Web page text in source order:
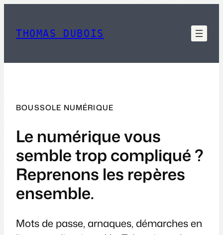
contenu
THOMAS DUBOIS
BOUSSOLE NUMÉRIQUE
Le numérique vous
semble trop compliqué ?
Reprenons les repères
ensemble.
Mots de passe, arnaques, démarches en